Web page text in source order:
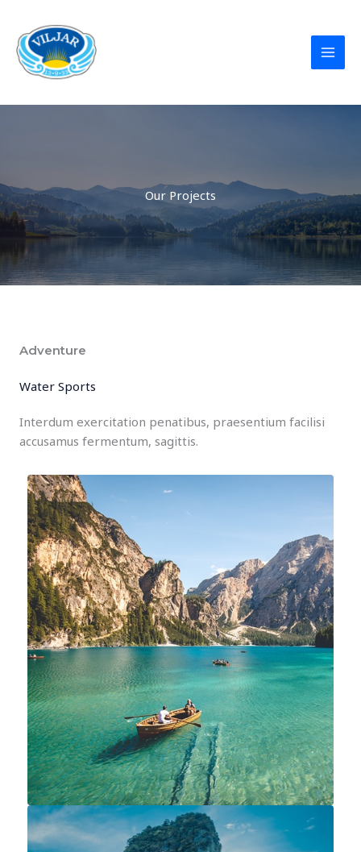
innholdet
Our Projects
Adventure
Water Sports
Interdum exercitation penatibus, praesentium facilisi
accusamus fermentum, sagittis.